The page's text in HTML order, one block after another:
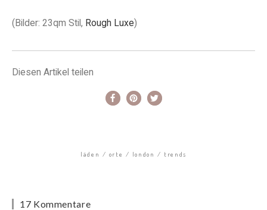
(Bilder: 23qm Stil, Rough Luxe)
Diesen Artikel teilen
läden orte london trends
17 Kommentare